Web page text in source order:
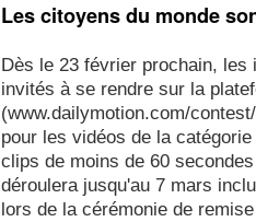
Les citoyens du monde
Dès le 23 février prochain, les
invités à se rendre sur la
(www.dailymotion.com/
pour les vidéos de la
clips de moins de 60
déroulera jusqu'au 7 mars
lors de la cérémonie de